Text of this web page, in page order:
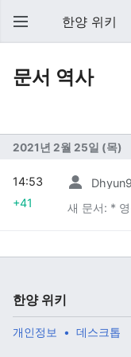
한양 위키
문서 역사
2021년 2월 25일 (목)
새 문서: *
14:53
+41
한양 위키
개인정보 데스크톱